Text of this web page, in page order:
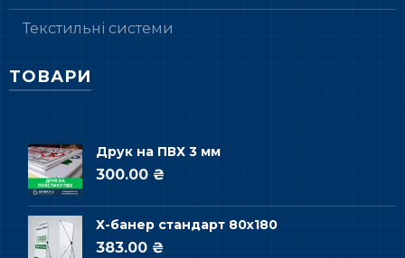
Текстильні системи
ТОВАРИ
Друк на ПВХ 3 мм
300.00 ₴
Х-банер стандарт 80х180
383.00 ₴